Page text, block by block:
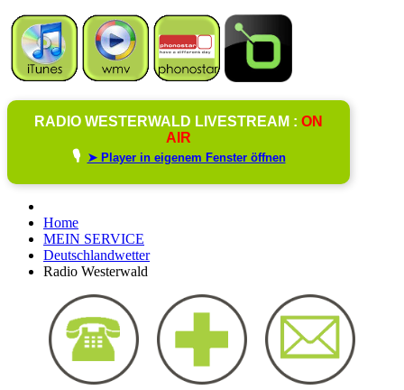
RADIO WESTERWALD LIVESTREAM : ON
AIR
🎙️ ➤ Player in eigenem Fenster öffnen
Home
MEIN SERVICE
Deutschlandwetter
Radio Westerwald